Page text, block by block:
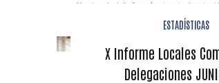
ESTADÍSTICAS
X Informe Locales
Delegaciones